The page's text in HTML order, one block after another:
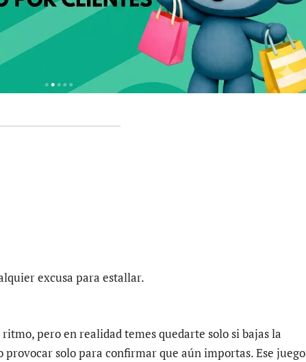
excusa para estallar.
pero en realidad temes quedarte solo si bajas la
solo para confirmar que aún importas. Ese juego